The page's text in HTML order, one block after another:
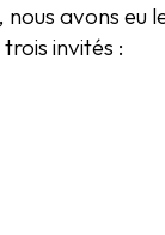
avons eu
invités :